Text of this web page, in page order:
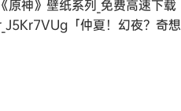
神》壁纸系列_免费高速下载
「仲夏！幻夜？奇想